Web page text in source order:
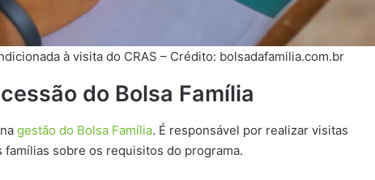
à visita do CRAS – Crédito: bolsadafamilia.com.br
do Bolsa Família
gestão do Bolsa Família. É responsável por realizar visitas
sobre os requisitos do programa.